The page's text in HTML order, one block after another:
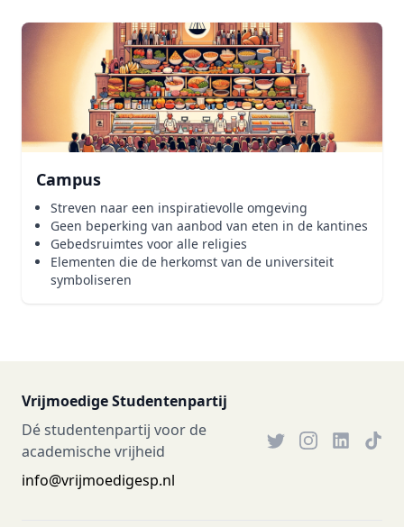
Campus
Streven naar een inspiratievolle omgeving
Geen beperking van aanbod van eten in de kantines
Gebedsruimtes voor alle religies
Elementen die de herkomst van de universiteit
symboliseren
Vrijmoedige Studentenpartij
Dé studentenpartij voor de
academische vrijheid
info@vrijmoedigesp.nl